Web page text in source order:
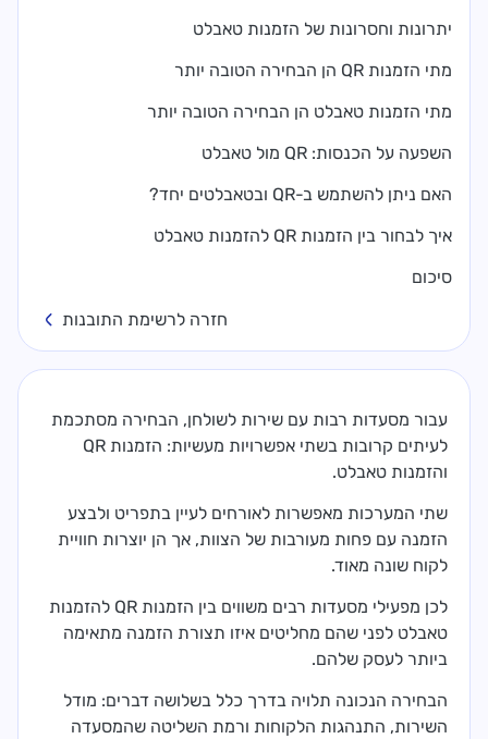
יתרונות וחסרונות של הזמנות טאבלט
מתי הזמנות QR הן הבחירה הטובה יותר
מתי הזמנות טאבלט הן הבחירה הטובה יותר
השפעה על הכנסות: QR מול טאבלט
האם ניתן להשתמש ב-QR ובטאבלטים יחד?
איך לבחור בין הזמנות QR להזמנות טאבלט
סיכום
חזרה לרשימת התובנות
עבור מסעדות רבות עם שירות לשולחן, הבחירה מסתכמת
לעיתים קרובות בשתי אפשרויות מעשיות: הזמנות QR
והזמנות טאבלט.
שתי המערכות מאפשרות לאורחים לעיין בתפריט ולבצע
הזמנה עם פחות מעורבות של הצוות, אך הן יוצרות חוויית
לקוח שונה מאוד.
לכן מפעילי מסעדות רבים משווים בין הזמנות QR להזמנות
טאבלט לפני שהם מחליטים איזו תצורת הזמנה מתאימה
ביותר לעסק שלהם.
הבחירה הנכונה תלויה בדרך כלל בשלושה דברים: מודל
השירות, התנהגות הלקוחות ורמת השליטה שהמסעדה